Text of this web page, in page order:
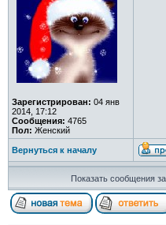
Зарегистрирован: 04 янв
2014, 17:12
Сообщения: 4765
Пол: Женский
Вернуться к началу
Показать сообщения